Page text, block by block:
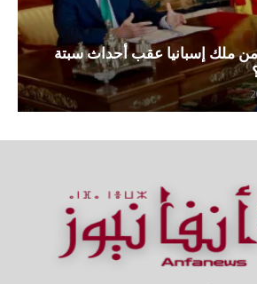
من ملك إسبانيا عقب أحداث سبتة